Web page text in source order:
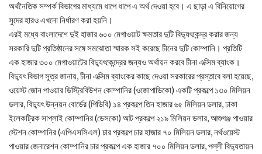
অর্থনৈতিক সম্পর্ক বিভাগের মাধ্যমে ধাপে ধাপে এ অর্থ দেওয়া হবে। এ ছাড়া এ বিনিয়োগের
সুদের হারও এখনো নির্ধারণ করা হয়নি।
এরই মধ্যে বাংলাদেশে দুই হাজার ৬০০ মেগাওয়াট ক্ষমতার দুটি বিদ্যুৎকেন্দ্র করার জন্য
সরকারি দুটি প্রতিষ্ঠানের সঙ্গে সমঝোতা স্মারক সই করেছে চীনের দুটি কোম্পানি। প্রতিটি
এক হাজার ৩০০ মেগাওয়াটের বিদ্যুৎকেন্দ্রের জন্যও অর্থায়ন করবে চীনা এক্সিম ব্যাংক।
বিদ্যুৎ বিভাগ সূত্র জানায়, চীনা এক্সিম ব্যাংকের কাছে দেওয়া সরকারের প্রস্তাবে বলা হয়েছে,
ওয়েস্ট জোন পাওয়ার ডিস্ট্রিবিউশন কোম্পানির (ওজোপাডিকো) একটি প্রকল্পে ১৩০ মিলিয়ন
ডলার, বিদ্যুৎ উন্নয়ন বোর্ডের (পিডিবি) ১৪ প্রকল্পে তিন হাজার ৬৫ মিলিয়ন ডলার, ঢাকা
ইলেকট্রিক সাপ্লাই কোম্পানির (ডেসকো) আট প্রকল্পে ২১৯ মিলিয়ন ডলার, আশুগঞ্জ পাওয়ার
স্টেশন কোম্পানির (এপিএসসিএল) চার প্রকল্পে চার হাজার ৭০ মিলিয়ন ডলার, নর্থওয়েস্ট
পাওয়ার জেনারেশন কোম্পানির চার প্রকল্পে এক হাজার ৭০০ মিলিয়ন ডলার, পল্লী বিদ্যুতায়ন